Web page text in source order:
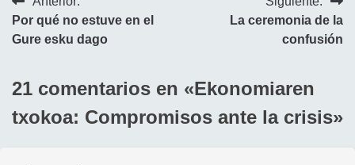
de
Por qué no estuve en el
Gure esku dago
La ceremonia de la
confusión
21 comentarios en «Ekonomiaren
txokoa: Compromisos ante la crisis»